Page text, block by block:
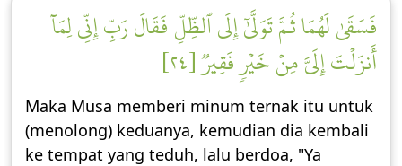
فَسَقَىٰ لَهُمَا ثُمَّ تَوَلَّىٰٓ إِلَى ٱلظِّلِّ فَقَالَ رَبِّ إِنِّي لِمَآ
أَنزَلۡتَ إِلَيَّ مِنۡ خَيۡرٖ فَقِيرٞ [٢٤]
Maka Musa memberi minum ternak itu untuk
(menolong) keduanya, kemudian dia kembali
ke tempat yang teduh, lalu berdoa, "Ya